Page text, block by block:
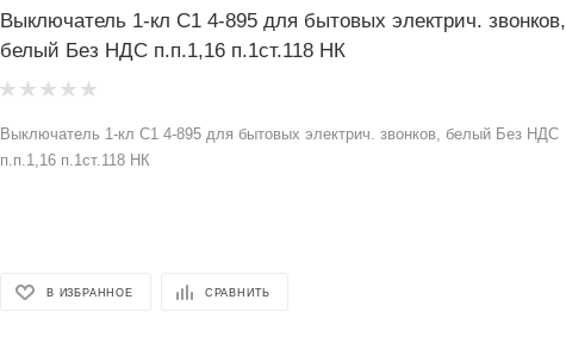
Выключатель 1-кл С1 4-895 для бытовых электрич. звонков,
белый Без НДС п.п.1,16 п.1ст.118 НК
Выключатель 1-кл С1 4-895 для бытовых электрич. звонков, белый Без НДС
п.п.1,16 п.1ст.118 НК
В ИЗБРАННОЕ СРАВНИТЬ